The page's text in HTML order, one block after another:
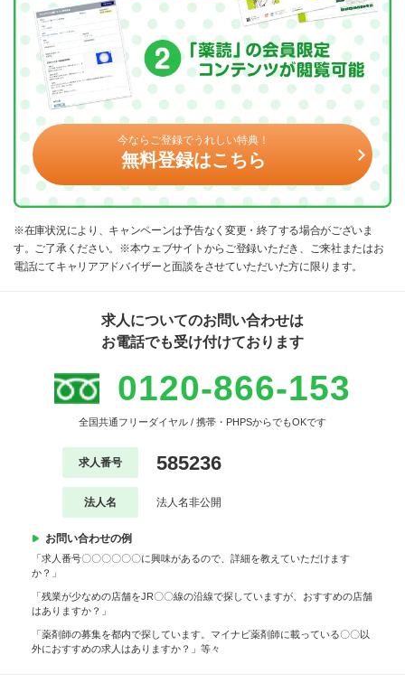
今ならご登録でうれしい特典！
無料登録はこちら
※在庫状況により、キャンペーンは予告なく変更・終了する場合がございま
す。ご了承ください。※本ウェブサイトからご登録いただき、ご来社またはお
電話にてキャリアアドバイザーと面談をさせていただいた方に限ります。
求人についてのお問い合わせは
お電話でも受け付けております
0120-866-153
全国共通フリーダイヤル / 携帯・PHPSからでもOKです
求人番号 585236
法人名 法人名非公開
お問い合わせの例
「求人番号〇〇〇〇〇〇に興味があるので、詳細を教えていただけます
か？」
「残業が少なめの店舗をJR〇〇線の沿線で探していますが、おすすめの店舗
はありますか？」
「薬剤師の募集を都内で探しています。マイナビ薬剤師に載っている〇〇以
外におすすめの求人はありますか？」等々